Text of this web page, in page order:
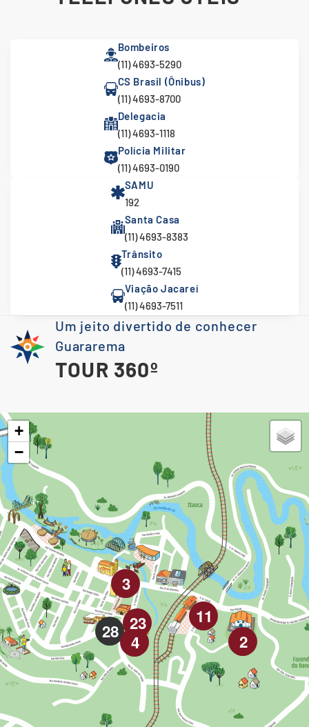
Bombeiros
(11) 4693-5290
CS Brasil (Ônibus)
(11) 4693-8700
Delegacia
(11) 4693-1118
Polícia Militar
(11) 4693-0190
SAMU
192
Santa Casa
(11) 4693-8383
Trânsito
(11) 4693-7415
Viação Jacareí
(11) 4693-7511
Um jeito divertido de conhecer
Guararema
TOUR 360º